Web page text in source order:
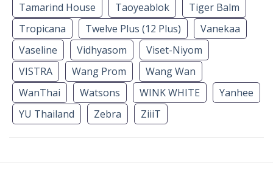
Tamarind House
Taoyeablok
Tiger Balm
Tropicana
Twelve Plus (12 Plus)
Vanekaa
Vaseline
Vidhyasom
Viset-Niyom
VISTRA
Wang Prom
Wang Wan
WanThai
Watsons WINK WHITE
Yanhee
YU Thailand
Zebra ZiiiT